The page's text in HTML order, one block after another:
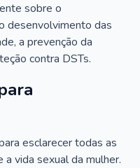
sobre o
desenvolvimento das
a prevenção da
contra DSTs.
esclarecer todas as
vida sexual da mulher.